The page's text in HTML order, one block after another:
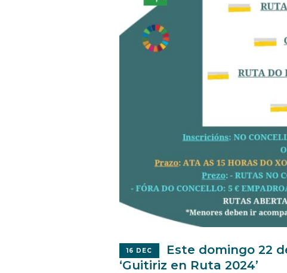
16 DEC
Este domingo 22
‘Guitiriz en Ruta 2024’